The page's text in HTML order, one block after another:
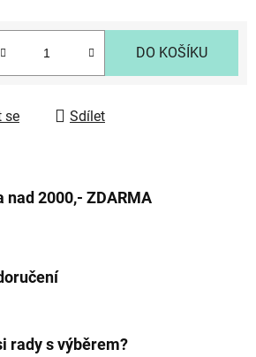
DO KOŠÍKU
se Sdílet
nad 2000,- ZDARMA
rady s výběrem?